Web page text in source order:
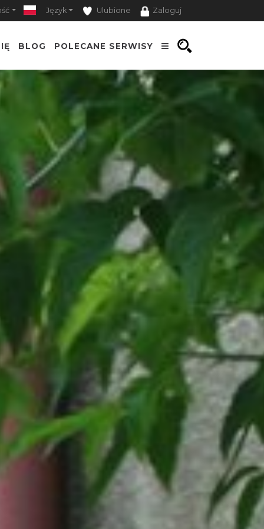
Język Ulubione Zaloguj
BLOG POLECANE SERWISY